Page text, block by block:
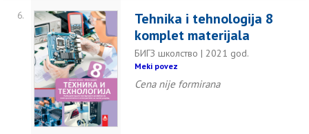
6.
Tehnika i tehnologija 8
komplet materijala
БИГЗ школство | 2021 god.
Meki povez
Cena nije formirana